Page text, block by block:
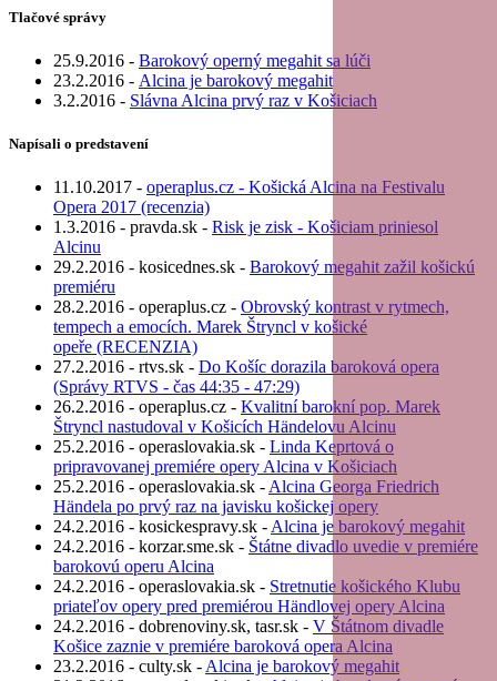
Tlačové správy
25.9.2016 - Barokový operný megahit sa lúči
23.2.2016 - Alcina je barokový megahit
3.2.2016 - Slávna Alcina prvý raz v Košiciach
Napísali o predstavení
11.10.2017 - operaplus.cz - Košická Alcina na Festivalu
Opera 2017 (recenzia)
1.3.2016 - pravda.sk - Risk je zisk - Košiciam priniesol
Alcinu
29.2.2016 - kosicednes.sk - Barokový megahit zažil košickú
premiéru
28.2.2016 - operaplus.cz - Obrovský kontrast v rytmech,
tempech a emocích. Marek Štryncl v košické
opeře (RECENZIA)
27.2.2016 - rtvs.sk - Do Košíc dorazila baroková opera
(Správy RTVS - čas 44:35 - 47:29)
26.2.2016 - operaplus.cz - Kvalitní barokní pop. Marek
Štryncl nastudoval v Košicích Händelovu Alcinu
25.2.2016 - operaslovakia.sk - Linda Keprtová o
pripravovanej premiére opery Alcina v Košiciach
25.2.2016 - operaslovakia.sk - Alcina Georga Friedrich
Händela po prvý raz na javisku košickej opery
24.2.2016 - kosickespravy.sk - Alcina je barokový megahit
24.2.2016 - korzar.sme.sk - Štátne divadlo uvedie v premiére
barokovú operu Alcina
24.2.2016 - operaslovakia.sk - Stretnutie košického Klubu
priateľov opery pred premiérou Händlovej opery Alcina
24.2.2016 - dobrenoviny.sk, tasr.sk - V Štátnom divadle
Košice zaznie v premiére baroková opera Alcina
23.2.2016 - culty.sk - Alcina je barokový megahit